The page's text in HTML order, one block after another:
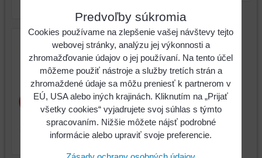
3/8" izolovaný bit nástrčný
Predvoľby súkromia
Cookies používame na zlepšenie vašej návštevy tejto
webovej stránky, analýzu jej výkonnosti a
zhromažďovanie údajov o jej používaní. Na tento účel
môžeme použiť nástroje a služby tretích strán a
zhromaždené údaje sa môžu preniesť k partnerom v
EÚ, USA alebo iných krajinách. Kliknutím na „Prijať
všetky cookies“ vyjadrujete svoj súhlas s týmto
spracovaním. Nižšie môžete nájsť podrobné
informácie alebo upraviť svoje preferencie.